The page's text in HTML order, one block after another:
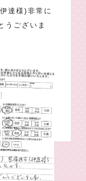
達様)非常に
うございま